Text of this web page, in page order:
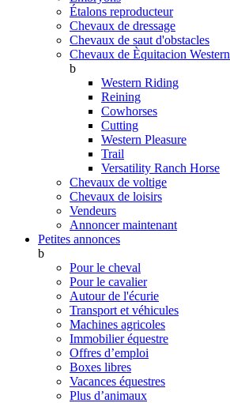
Étalons reproducteur
Chevaux de dressage
Chevaux de saut d'obstacles
Chevaux de Èquitacion Western
b
Western Riding
Reining
Cowhorses
Cutting
Western Pleasure
Trail
Versatility Ranch Horse
Chevaux de voltige
Chevaux de loisirs
Vendeurs
Annoncer maintenant
Petites annonces
b
Pour le cheval
Pour le cavalier
Autour de l'écurie
Transport et véhicules
Machines agricoles
Immobilier équestre
Offres d’emploi
Boxes libres
Vacances équestres
Plus d’animaux